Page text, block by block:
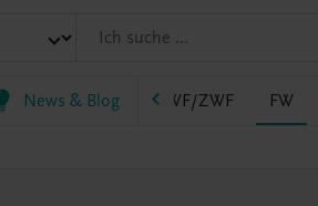
News & Blog
BRP BS EWF/ZWF FW